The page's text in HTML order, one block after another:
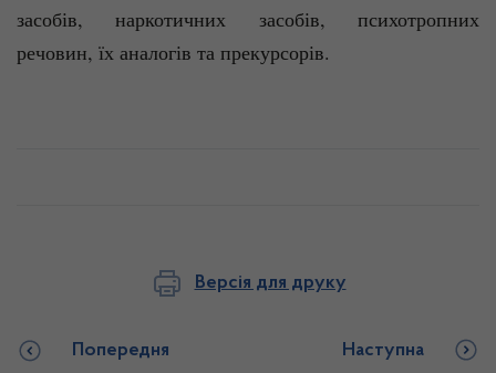
засобів, наркотичних засобів, психотропних
речовин, їх аналогів та прекурсорів.
Версія для друку
Попередня Наступна